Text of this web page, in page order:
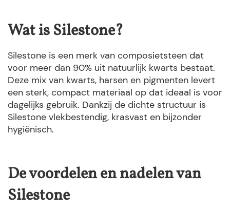
Wat is Silestone?
Silestone is een merk van composietsteen dat
voor meer dan 90% uit natuurlijk kwarts bestaat.
Deze mix van kwarts, harsen en pigmenten levert
een sterk, compact materiaal op dat ideaal is voor
dagelijks gebruik. Dankzij de dichte structuur is
Silestone vlekbestendig, krasvast en bijzonder
hygiënisch.
De voordelen en nadelen van
Silestone